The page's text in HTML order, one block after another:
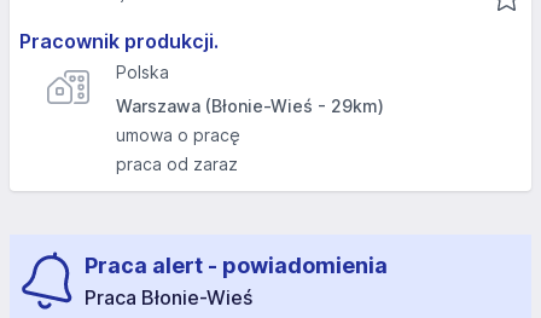
Pracownik produkcji.
Polska
Warszawa (Błonie-Wieś - 29km)
umowa o pracę
praca od zaraz
Praca alert - powiadomienia
Praca Błonie-Wieś